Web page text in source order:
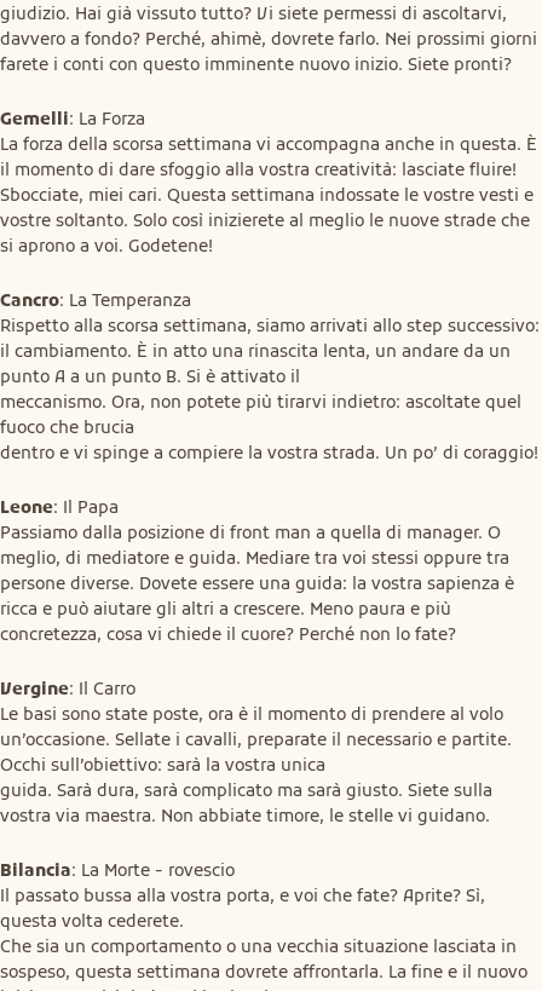
giudizio. Hai già vissuto tutto? Vi siete permessi di ascoltarvi,
davvero a fondo? Perché, ahimè, dovrete farlo. Nei prossimi giorni
farete i conti con questo imminente nuovo inizio. Siete pronti?
Gemelli: La Forza
La forza della scorsa settimana vi accompagna anche in questa. È
il momento di dare sfoggio alla vostra creatività: lasciate fluire!
Sbocciate, miei cari. Questa settimana indossate le vostre vesti e
vostre soltanto. Solo così inizierete al meglio le nuove strade che
si aprono a voi. Godetene!
Cancro: La Temperanza
Rispetto alla scorsa settimana, siamo arrivati allo step successivo:
il cambiamento. È in atto una rinascita lenta, un andare da un
punto A a un punto B. Si è attivato il
meccanismo. Ora, non potete più tirarvi indietro: ascoltate quel
fuoco che brucia
dentro e vi spinge a compiere la vostra strada. Un po’ di coraggio!
Leone: Il Papa
Passiamo dalla posizione di front man a quella di manager. O
meglio, di mediatore e guida. Mediare tra voi stessi oppure tra
persone diverse. Dovete essere una guida: la vostra sapienza è
ricca e può aiutare gli altri a crescere. Meno paura e più
concretezza, cosa vi chiede il cuore? Perché non lo fate?
Vergine: Il Carro
Le basi sono state poste, ora è il momento di prendere al volo
un’occasione. Sellate i cavalli, preparate il necessario e partite.
Occhi sull’obiettivo: sarà la vostra unica
guida. Sarà dura, sarà complicato ma sarà giusto. Siete sulla
vostra via maestra. Non abbiate timore, le stelle vi guidano.
Bilancia: La Morte - rovescio
Il passato bussa alla vostra porta, e voi che fate? Aprite? Sì,
questa volta cederete.
Che sia un comportamento o una vecchia situazione lasciata in
sospeso, questa settimana dovrete affrontarla. La fine e il nuovo